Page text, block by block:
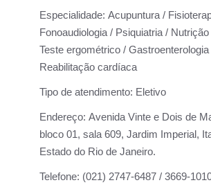
Especialidade: Acupuntura /
Fonoaudiologia / Psiquiatria /
Teste ergométrico / Gastroenterologia
Reabilitação cardíaca
Tipo de atendimento: Eletivo
Endereço: Avenida Vinte e Dois de
bloco 01, sala 609, Jardim Imperial,
Estado do Rio de Janeiro.
Telefone: (021) 2747-6487 / 3669-